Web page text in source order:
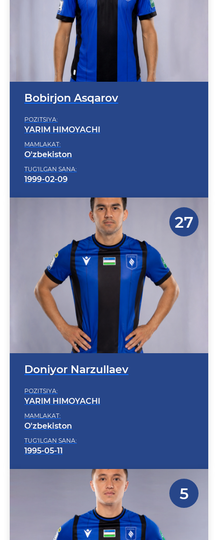
Bobirjon Asqarov
YARIM HIMOYACHI
MAMLAKAT:
O'zbekiston
TUG'ILGAN SANA:
1999-02-09
Doniyor Narzullaev
YARIM HIMOYACHI
MAMLAKAT:
O'zbekiston
TUG'ILGAN SANA:
1995-05-11